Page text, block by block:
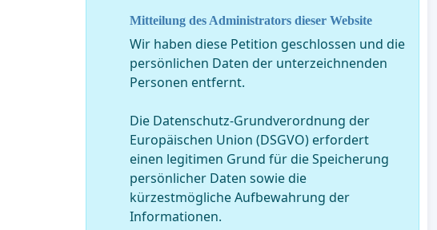
Mitteilung des Administrators dieser Website
Wir haben diese Petition geschlossen und die
persönlichen Daten der unterzeichnenden
Personen entfernt.
Die Datenschutz-Grundverordnung der
Europäischen Union (DSGVO) erfordert
einen legitimen Grund für die Speicherung
persönlicher Daten sowie die
kürzestmögliche Aufbewahrung der
Informationen.